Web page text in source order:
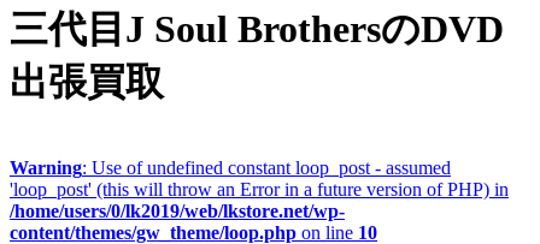
三代目J Soul BrothersのDVD
出張買取
Warning: Use of undefined constant loop_post - assumed
'loop_post' (this will throw an Error in a future version of PHP) in
/home/users/0/lk2019/web/lkstore.net/wp-
content/themes/gw_theme/loop.php on line 10